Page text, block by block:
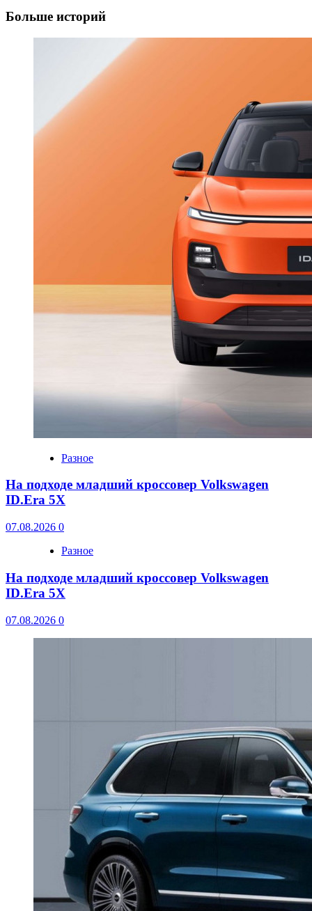
Больше историй
Разное
На подходе младший кроссовер Volkswagen
ID.Era 5X
07.08.2026 0
Разное
На подходе младший кроссовер Volkswagen
ID.Era 5X
07.08.2026 0